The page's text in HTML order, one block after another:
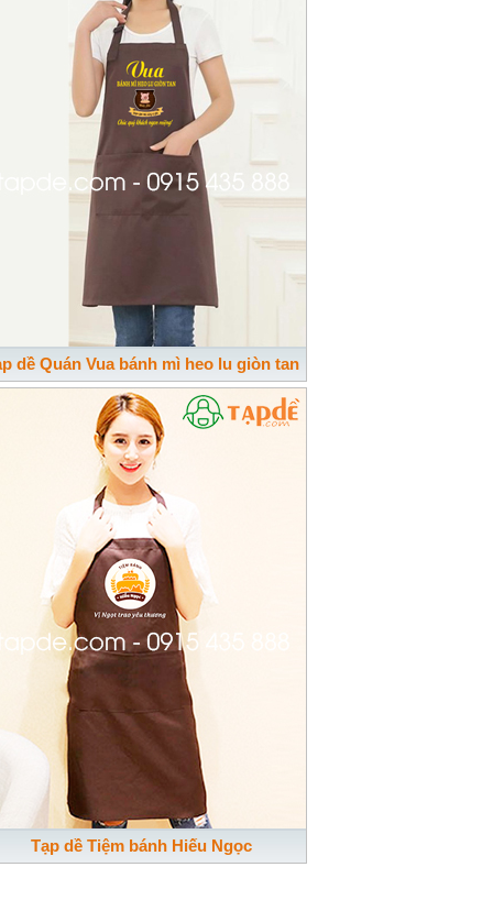
dề Quán Vua bánh mì heo lu giòn tan
Tạp dề Tiệm bánh Hiếu Ngọc